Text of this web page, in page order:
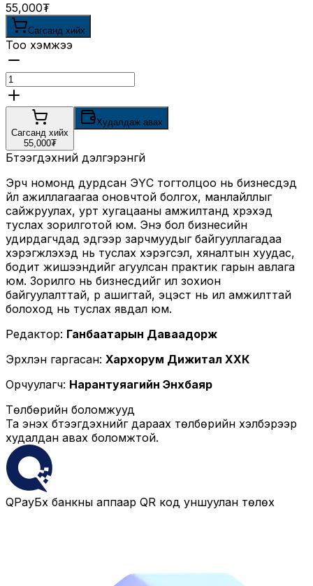
55,000₮
Сагсанд хийх
Тоо хэмжээ
Сагсанд хийх
55,000₮
Худалдаж авах
Бүтээгдэхүүний дэлгэрэнгүй
Эрч номонд дурдсан ЭҮС тогтолцоо нь бизнесүүдэд
үйл ажиллагаагаа оновчтой болгох, манлайллыг
сайжруулах, урт хугацааны амжилтанд хүрэхэд
туслах зорилготой юм. Энэ бол бизнесийн
удирдагчдад эдгээр зарчмуудыг байгууллагадаа
хэрэгжүүлэхэд нь туслах хэрэгсэл, хяналтын хуудас,
бодит жишээнүүдийг агуулсан практик гарын авлага
юм. Зорилго нь бизнесүүдийг илүү зохион
байгуулалттай, үр ашигтай, эцэст нь илүү амжилттай
болоход нь туслах явдал юм.
Редактор: Ганбаатарын Даваадорж
Эрхлэн гаргасан: Хархорум Дижитал ХХК
Орчуулагч: Нарантуяагийн Энхбаяр
Төлбөрийн боломжууд
Та энэхүү бүтээгдэхүүнийг дараах төлбөрийн хэлбэрээр
худалдан авах боломжтой.
QPayБүх банкны аппаар QR код уншуулан төлөх